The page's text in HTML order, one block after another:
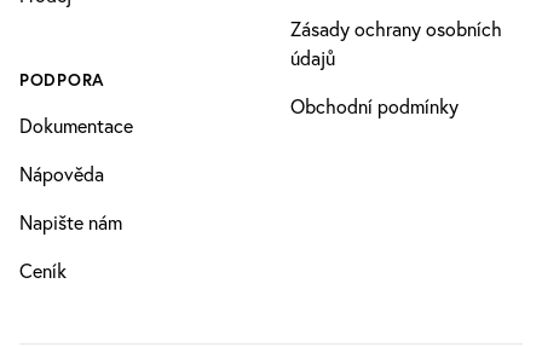
PODPORA
Dokumentace
Nápověda
Napište nám
Ceník
Zásady ochrany osobních
údajů
Obchodní podmínky